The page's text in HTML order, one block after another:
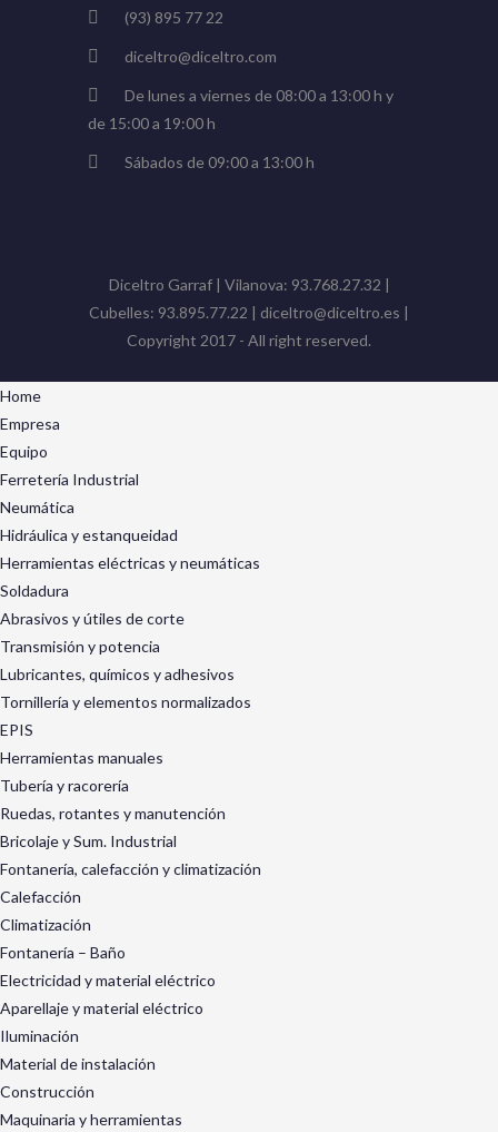
(93) 895 77 22
diceltro@diceltro.com
De lunes a viernes de 08:00 a 13:00 h y
de 15:00 a 19:00 h
Sábados de 09:00 a 13:00 h
Diceltro Garraf | Vilanova: 93.768.27.32 |
Cubelles: 93.895.77.22 | diceltro@diceltro.es |
Copyright 2017 - All right reserved.
Home
Empresa
Equipo
Ferretería Industrial
Neumática
Hidráulica y estanqueidad
Herramientas eléctricas y neumáticas
Soldadura
Abrasivos y útiles de corte
Transmisión y potencia
Lubricantes, químicos y adhesivos
Tornillería y elementos normalizados
EPIS
Herramientas manuales
Tubería y racorería
Ruedas, rotantes y manutención
Bricolaje y Sum. Industrial
Fontanería, calefacción y climatización
Calefacción
Climatización
Fontanería – Baño
Electricidad y material eléctrico
Aparellaje y material eléctrico
Iluminación
Material de instalación
Construcción
Maquinaria y herramientas